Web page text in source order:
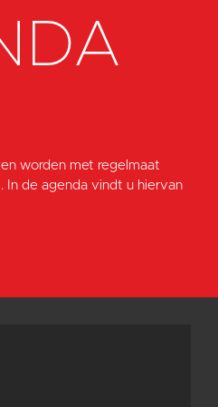
worden met regelmaat
In de agenda vindt u hiervan